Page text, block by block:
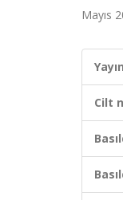
Mayıs
Cilt